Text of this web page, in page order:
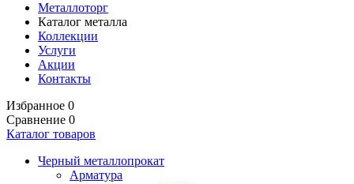
Металлоторг
Каталог металла
Коллекции
Услуги
Акции
Контакты
Избранное 0
Сравнение 0
Каталог товаров
Черный металлопрокат
Арматура